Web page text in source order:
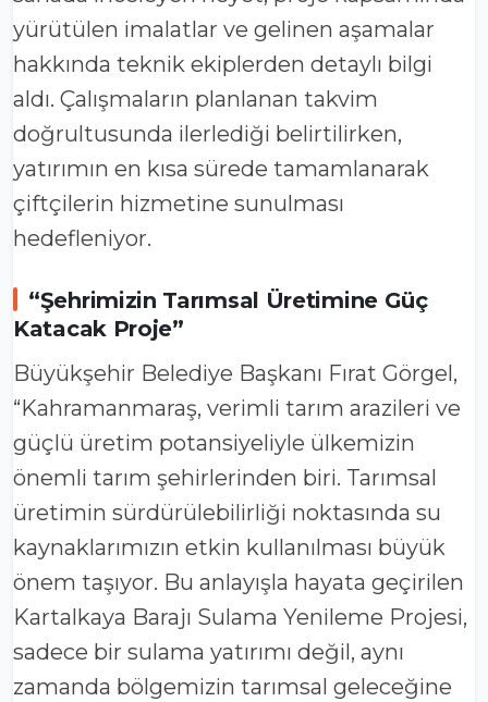
yürütülen imalatlar ve gelinen aşamalar
hakkında teknik ekiplerden detaylı bilgi
aldı. Çalışmaların planlanan takvim
doğrultusunda ilerlediği belirtilirken,
yatırımın en kısa sürede tamamlanarak
çiftçilerin hizmetine sunulması
hedefleniyor.
“Şehrimizin Tarımsal Üretimine Güç
Katacak Proje”
Büyükşehir Belediye Başkanı Fırat Görgel,
“Kahramanmaraş, verimli tarım arazileri ve
güçlü üretim potansiyeliyle ülkemizin
önemli tarım şehirlerinden biri. Tarımsal
üretimin sürdürülebilirliği noktasında su
kaynaklarımızın etkin kullanılması büyük
önem taşıyor. Bu anlayışla hayata geçirilen
Kartalkaya Barajı Sulama Yenileme Projesi,
sadece bir sulama yatırımı değil, aynı
zamanda bölgemizin tarımsal geleceğine